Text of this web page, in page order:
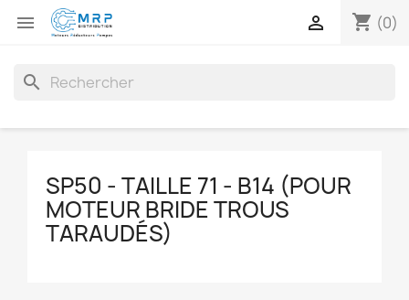
 shopping_cart (0)

search
SP50 - TAILLE 71 - B14 (POUR
MOTEUR BRIDE TROUS
TARAUDÉS)